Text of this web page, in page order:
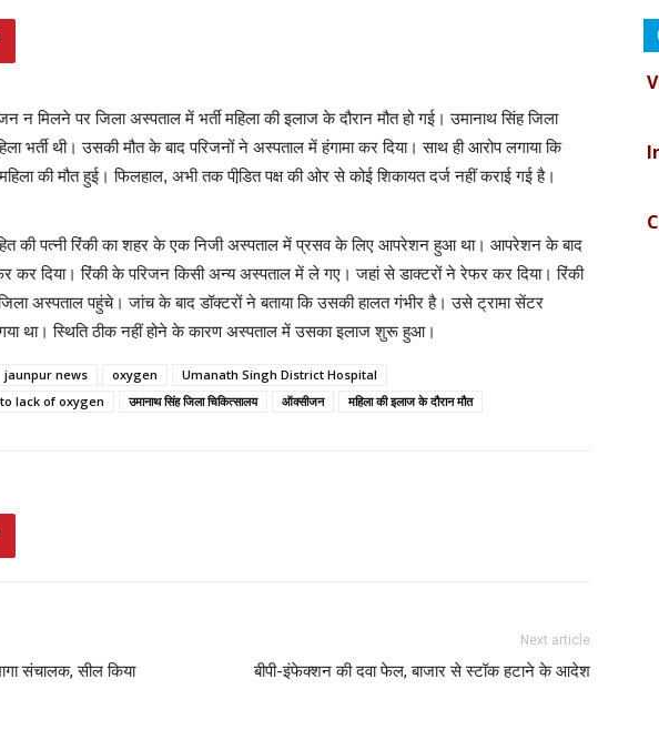
न मिलने पर जिला अस्पताल में भर्ती महिला की इलाज के दौरान मौत हो गई। उमानाथ सिंह जिला
भर्ती थी। उसकी मौत के बाद परिजनों ने अस्पताल में हंगामा कर दिया। साथ ही आरोप लगाया कि
की मौत हुई। फिलहाल, अभी तक पीडि़त पक्ष की ओर से कोई शिकायत दर्ज नहीं कराई गई है।
की पत्नी रिंकी का शहर के एक निजी अस्पताल में प्रसव के लिए आपरेशन हुआ था। आपरेशन के बाद
कर दिया। रिंकी के परिजन किसी अन्य अस्पताल में ले गए। जहां से डाक्टरों ने रेफर कर दिया। रिंकी
अस्पताल पहुंचे। जांच के बाद डॉक्टरों ने बताया कि उसकी हालत गंभीर है। उसे ट्रामा सेंटर
गया था। स्थिति ठीक नहीं होने के कारण अस्पताल में उसका इलाज शुरू हुआ।
jaunpur news oxygen
Umanath Singh District Hospital
lack of oxygen
उमानाथ सिंह जिला चिकित्सालय ऑक्सीजन महिला की इलाज के दौरान मौत
संचालक, सील किया
Next article
बीपी-इंफेक्शन की दवा फेल, बाजार से स्टॉक हटाने के आदेश